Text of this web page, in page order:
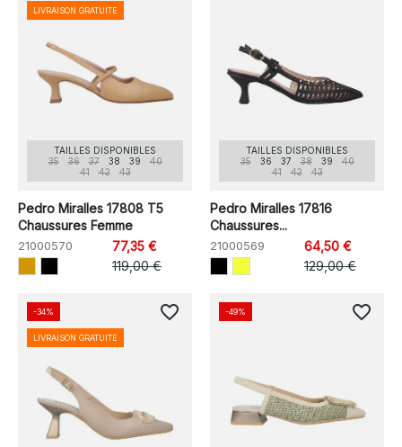
TAILLES DISPONIBLES
35
36 37 38 39
40
41
42 43
Pedro Miralles 17808 T5
Chaussures Femme
21000570
77,35 €
119,00 €
LIVRAISON GRATUITE
TAILLES DISPONIBLES
35
36 37 38 39
40
41
42 43
Pedro Miralles 17816
Chaussures...
21000569
64,50 €
129,00 €
-34%
LIVRAISON GRATUITE
favorite_border -49% favorite_border